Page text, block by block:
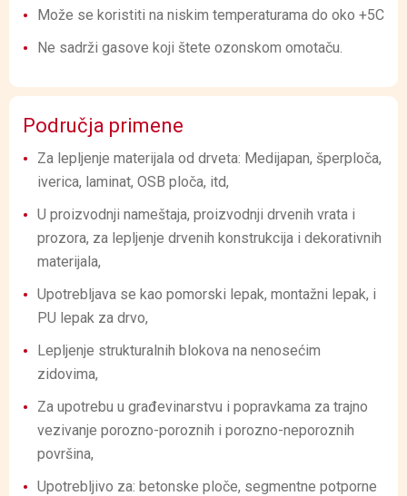
Može se koristiti na niskim temperaturama do oko +5C
Ne sadrži gasove koji štete ozonskom omotaču.
Područja primene
Za lepljenje materijala od drveta: Medijapan, šperploča,
iverica, laminat, OSB ploča, itd,
U proizvodnji nameštaja, proizvodnji drvenih vrata i
prozora, za lepljenje drvenih konstrukcija i dekorativnih
materijala,
Upotrebljava se kao pomorski lepak, montažni lepak, i
PU lepak za drvo,
Lepljenje strukturalnih blokova na nenosećim
zidovima,
Za upotrebu u građevinarstvu i popravkama za trajno
vezivanje porozno-poroznih i porozno-neporoznih
površina,
Upotrebljivo za: betonske ploče, segmentne potporne